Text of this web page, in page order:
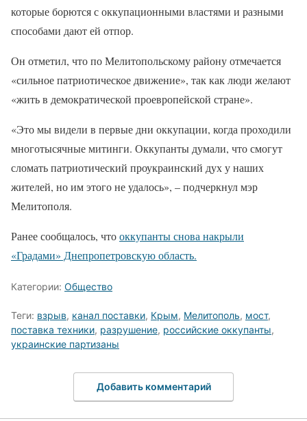
которые борются с оккупационными властями и разными
способами дают ей отпор.
Он отметил, что по Мелитопольскому району отмечается
«сильное патриотическое движение», так как люди желают
«жить в демократической проевропейской стране».
«Это мы видели в первые дни оккупации, когда проходили
многотысячные митинги. Оккупанты думали, что смогут
сломать патриотический проукраинский дух у наших
жителей, но им этого не удалось», – подчеркнул мэр
Мелитополя.
Ранее сообщалось, чтооккупанты снова накрыли
«Градами» Днепропетровскую область.
Категории: Общество
Теги: взрыв, канал поставки, Крым, Мелитополь, мост,
поставка техники, разрушение, российские оккупанты,
украинские партизаны
Добавить комментарий